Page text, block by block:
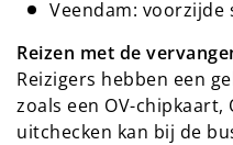
Veendam: voorzijde
Reizen met de
Reizigers hebben een
zoals een OV-chipkaart,
uitchecken kan bij de